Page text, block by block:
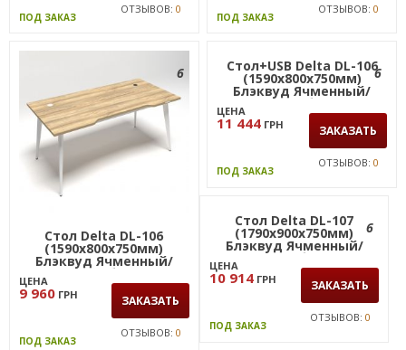
ПОД ЗАКАЗ
ОТЗЫВОВ: 0
ПОД ЗАКАЗ
ОТЗЫВОВ: 0
6
Стол Delta DL-106
(1590х800х750мм)
Блэквуд Ячменный/
Каркас белый
ЦЕНА
9 960 ГРН ЗАКАЗАТЬ
ПОД ЗАКАЗ
ОТЗЫВОВ: 0
6
Стол+USB Delta DL-106
(1590х800х750мм)
Блэквуд Ячменный/
Каркас белый
ЦЕНА
ЗАКАЗАТЬ